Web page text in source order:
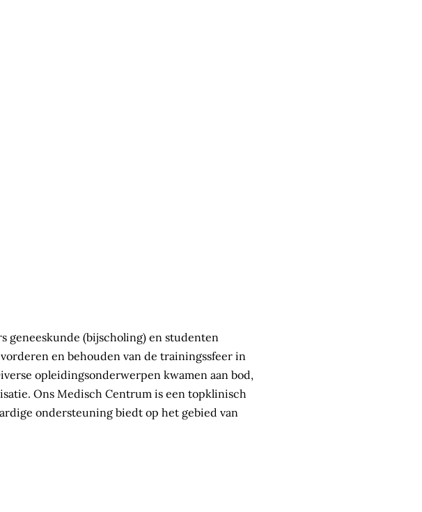
geneeskunde (bijscholing) en studenten
en behouden van de trainingssfeer in
opleidingsonderwerpen kwamen aan bod,
Ons Medisch Centrum is een topklinisch
ondersteuning biedt op het gebied van